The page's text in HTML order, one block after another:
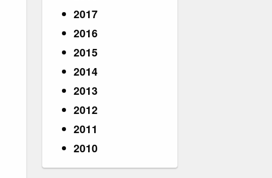
2017
2016
2015
2014
2013
2012
2011
2010